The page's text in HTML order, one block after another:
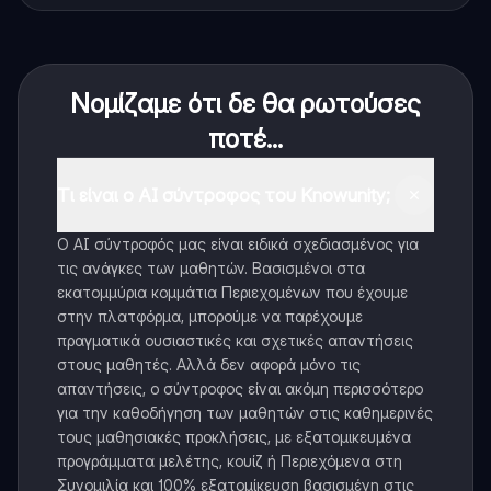
Νομίζαμε ότι δε θα ρωτούσες
ποτέ...
Ο AI σύντροφός μας είναι ειδικά σχεδιασμένος για
τις ανάγκες των μαθητών. Βασισμένοι στα
εκατομμύρια κομμάτια Περιεχομένων που έχουμε
στην πλατφόρμα, μπορούμε να παρέχουμε
πραγματικά ουσιαστικές και σχετικές απαντήσεις
στους μαθητές. Αλλά δεν αφορά μόνο τις
απαντήσεις, ο σύντροφος είναι ακόμη περισσότερο
για την καθοδήγηση των μαθητών στις καθημερινές
τους μαθησιακές προκλήσεις, με εξατομικευμένα
προγράμματα μελέτης, κουίζ ή Περιεχόμενα στη
Συνομιλία και 100% εξατομίκευση βασισμένη στις